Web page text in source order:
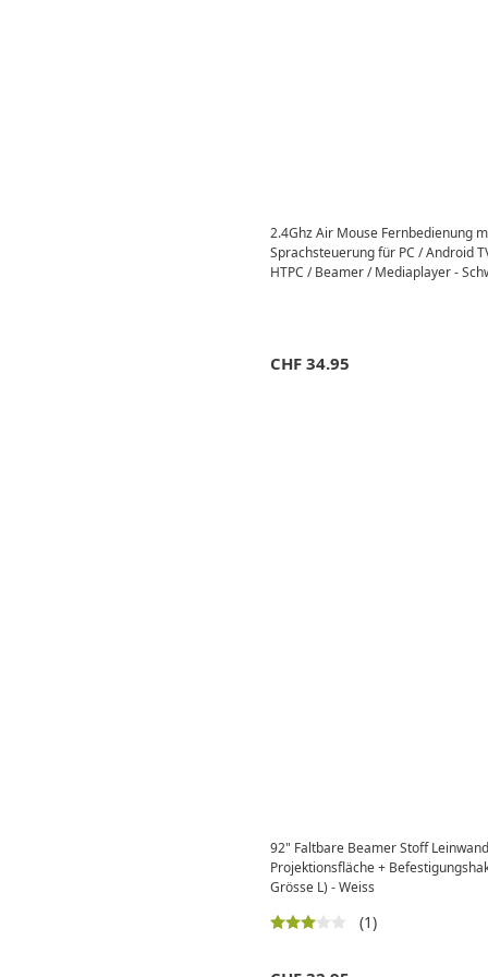
2.4Ghz Air Mouse Fernbedienung
Sprachsteuerung für PC / Android
HTPC / Beamer / Mediaplayer -
CHF 34.95
92" Faltbare Beamer Stoff
Projektionsfläche +
Grösse L) - Weiss
(1)